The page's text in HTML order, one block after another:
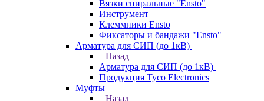
Вязки спиральные "Ensto"
Инструмент
Клеммники Ensto
Фиксаторы и бандажи "Ensto"
Арматура для СИП (до 1кВ)
Назад
Арматура для СИП (до 1кВ)
Продукция Tyco Electronics
Муфты
Назад